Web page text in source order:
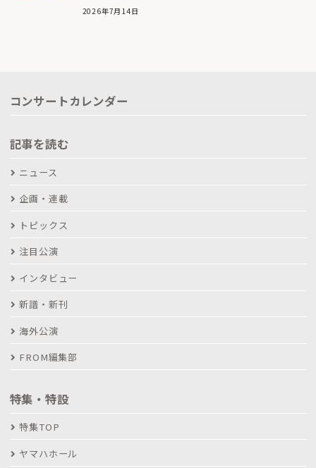
2026年7月14日
コンサートカレンダー
記事を読む
ニュース
企画・連載
トピックス
注目公演
インタビュー
新譜・新刊
海外公演
FROM編集部
特集・特設
特集TOP
ヤマハホール